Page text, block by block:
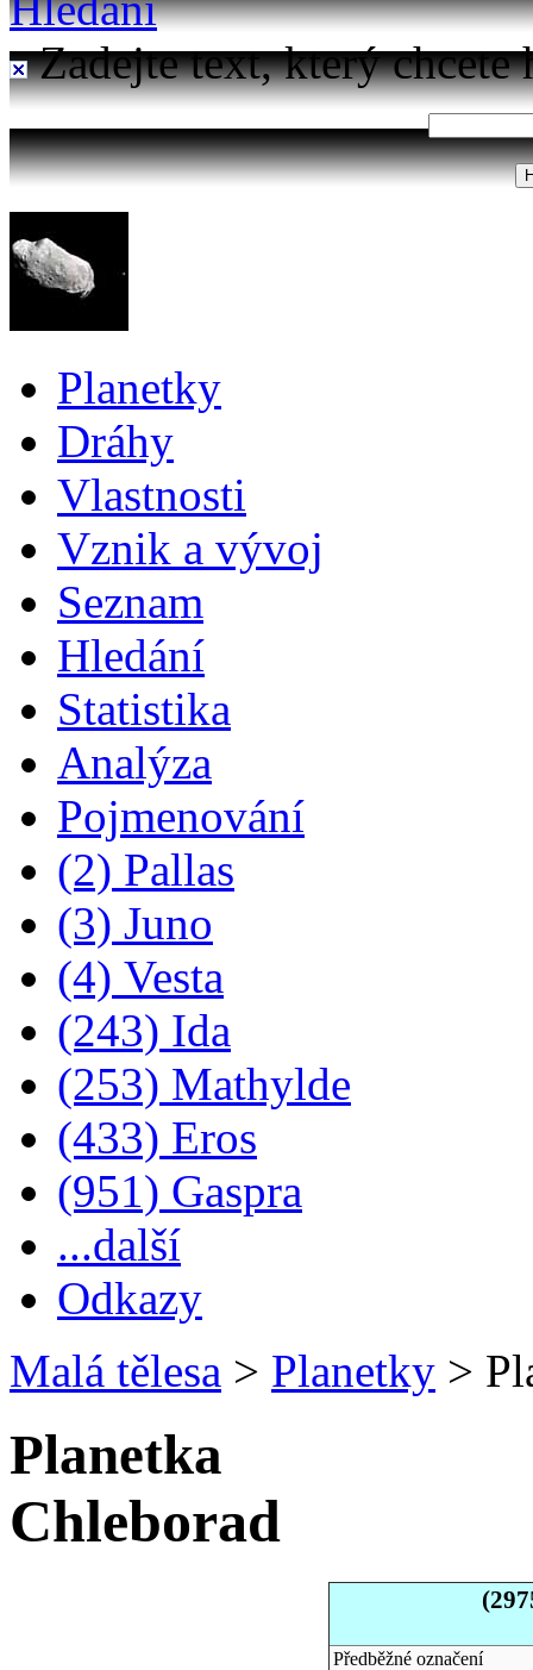
Zadejte text, který chcete
Planetky
Dráhy
Vlastnosti
Vznik a vývoj
Seznam
Hledání
Statistika
Analýza
Pojmenování
(2) Pallas
(3) Juno
(4) Vesta
(243) Ida
(253) Mathylde
(433) Eros
(951) Gaspra
...další
Odkazy
Malá tělesa > Planetky >
Planetka
Chleborad
Předběžné označení